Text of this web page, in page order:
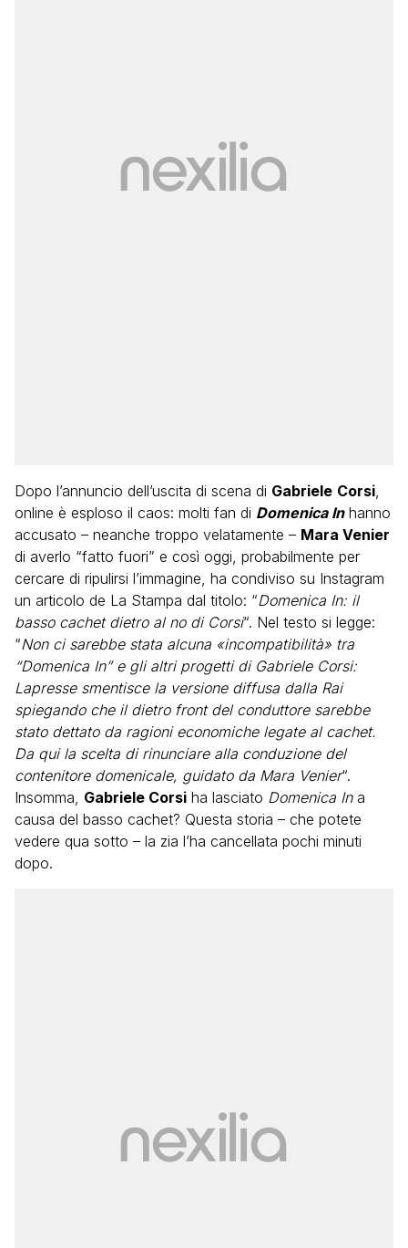
Dopo l’annuncio dell’uscita di scena di Gabriele Corsi,
online è esploso il caos: molti fan di Domenica Inhanno
accusato – neanche troppo velatamente – Mara Venier
di averlo “fatto fuori” e così oggi, probabilmente per
cercare di ripulirsi l’immagine, ha condiviso su Instagram
un articolo de La Stampa dal titolo: “Domenica In: il
basso cachet dietro al no di Corsi“. Nel testo si legge:
“Non ci sarebbe stata alcuna «incompatibilità» tra
“Domenica In” e gli altri progetti di Gabriele Corsi:
Lapresse smentisce la versione diffusa dalla Rai
spiegando che il dietro front del conduttore sarebbe
stato dettato da ragioni economiche legate al cachet.
Da qui la scelta di rinunciare alla conduzione del
contenitore domenicale, guidato da Mara Venier“.
Insomma, Gabriele Corsi ha lasciato Domenica Ina
causa del basso cachet? Questa storia – che potete
vedere qua sotto – la zia l’ha cancellata pochi minuti
dopo.